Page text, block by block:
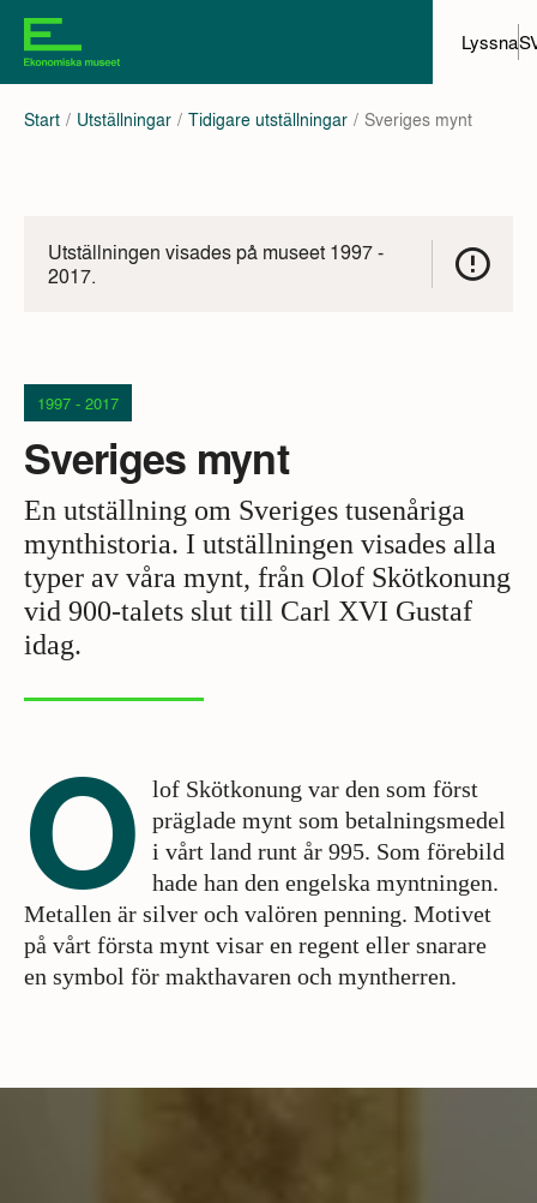
Lyssna
Start Utställningar Tidigare utställningar Sveriges mynt
Utställningen visades på museet 1997 -
2017.
1997 - 2017
Sveriges mynt
En utställning om Sveriges tusenåriga
mynthistoria. I utställningen visades alla
typer av våra mynt, från Olof Skötkonung
vid 900-talets slut till Carl XVI Gustaf
idag.
O
lof Skötkonung var den som först
präglade mynt som betalningsmedel
i vårt land runt år 995. Som förebild
hade han den engelska myntningen.
Metallen är silver och valören penning. Motivet
på vårt första mynt visar en regent eller snarare
en symbol för makthavaren och myntherren.